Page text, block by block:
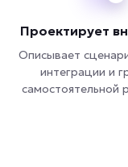
Проектирует
Описывает
интеграции и
самостоятельной